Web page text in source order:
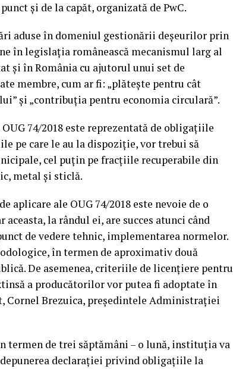
şi de la capăt, organizată de PwC.
aduse în domeniul gestionării deşeurilor prin
în legislaţia românească mecanismul larg al
şi în România cu ajutorul unui set de
membre, cum ar fi: „plăteşte pentru cât
şi „contribuţia pentru economia circulară”.
74/2018 este reprezentată de obligaţiile
pe care le au la dispoziţie, vor trebui să
cel puţin pe fracţiile recuperabile din
metal şi sticlă.
aplicare ale OUG 74/2018 este nevoie de o
la rândul ei, are succes atunci când
de vedere tehnic, implementarea normelor.
în termen de aproximativ două
De asemenea, criteriile de licenţiere pentru
a producătorilor vor putea fi adoptate în
Cornel Brezuica, preşedintele Administraţiei
termen de trei săptămâni – o lună, instituţia va
declaraţiei privind obligaţiile la